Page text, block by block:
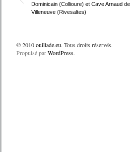
Dominicain (Collioure) et Cave Arnaud de
Villeneuve (Rivesaltes)
© 2010ouillade.eu. Tous droits réservés.
Propulsé parWordPress.